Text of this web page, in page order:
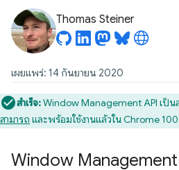
Thomas Steiner
เผยแพร่: 14 กันยายน 2020
สำเร็จ:Window Management API เป็
สามารถ และพร้อมใช้งานแล้วใน Chrome 100
Window Management